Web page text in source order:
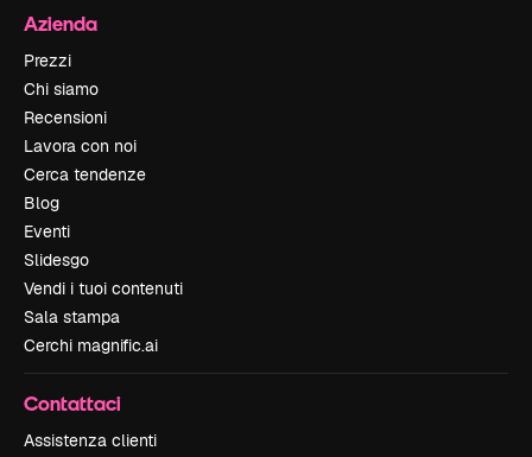
Azienda
Prezzi
Chi siamo
Recensioni
Lavora con noi
Cerca tendenze
Blog
Eventi
Slidesgo
Vendi i tuoi contenuti
Sala stampa
Cerchi magnific.ai
Contattaci
Assistenza clienti